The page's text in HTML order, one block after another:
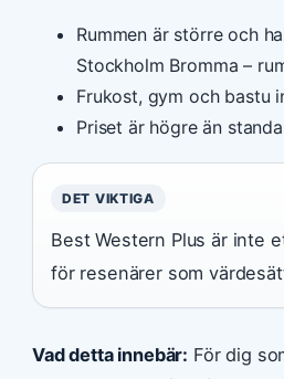
Rummen är större och
Stockholm Bromma –
Frukost, gym och bastu
Priset är högre än
DET VIKTIGA
Best Western Plus är inte
för resenärer som
Vad detta innebär: För dig